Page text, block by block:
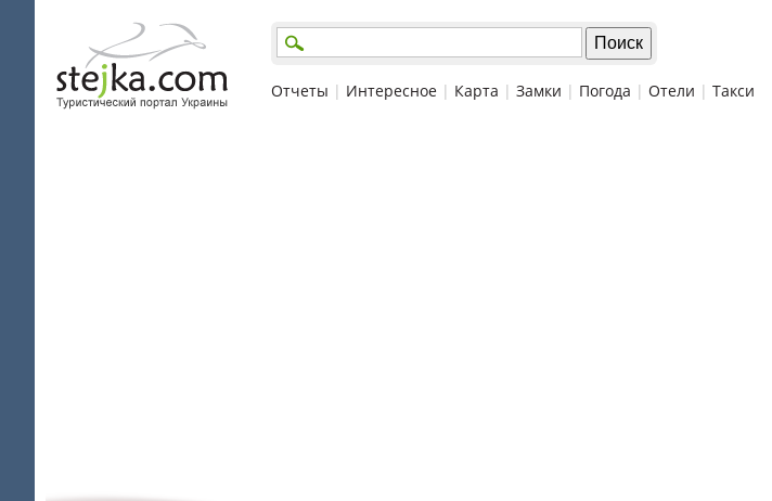
Отчеты | Интересное | Карта | Замки | Погода | Отели | Такси